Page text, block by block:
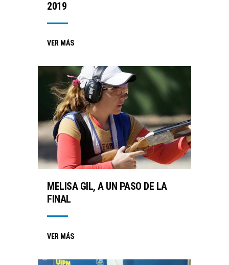
2019
VER MÁS
MELISA GIL, A UN PASO DE LA
FINAL
VER MÁS